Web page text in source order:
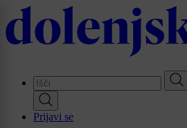
Skip
to
main
Prijavi se